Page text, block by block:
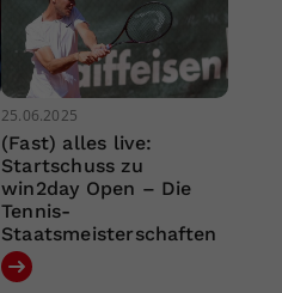
25.06.2025
(Fast) alles live:
Startschuss zu
win2day Open – Die
Tennis-
Staatsmeisterschaften